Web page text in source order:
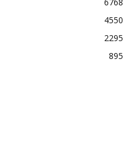
4550
2295
895
Dikosongkan